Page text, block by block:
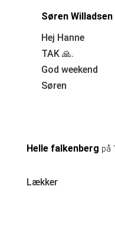
Søren Willadsen
Hej Hanne
TAK 🙏.
God weekend
Søren
Helle falkenberg på
Lækker